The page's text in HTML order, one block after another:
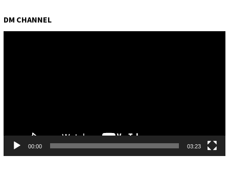
DM CHANNEL
00:00 03:23